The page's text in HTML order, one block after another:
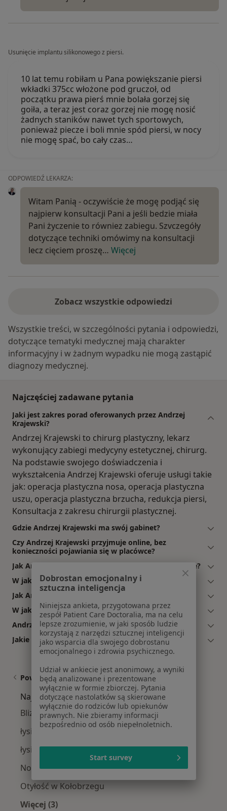
Usunięcie implantu silikonowego z piersi.
10 lat temu robiłam u Pana powiększanie piersi
wkładki 375cc włożone pod gruczoł, od
początku prawa pierś mnie bolała gorzej się
goiła, a teraz jest coraz gorzej nie mogę nosić
żadnych staników nawet tych sportowych,
ponieważ piecze i boli mnie spód piersi, w nocy
nie mogę spać, bo cały czas…
ODPOWIEDŹ LEKARZA:
Witam Panią - oczywiście że mogę podjąć się
najpierw konsultacji Pani a jeśli bedzie miała
Pani życzenie to równiez zabiegu. Szvczegóły
dotyczące techniki omówimy na konsultacji
lecz cięciem proszę… Więcej
Zobacz wszystkie odpowiedzi
Wszystkie treści, w szczególności pytania i odpowiedzi,
dotyczące tematyki medycznej mają charakter
informacyjny i w żadnym wypadku nie mogą zastąpić
diagnozy medycznej.
Najczęściej zadawane pytania
Jaki jest zakres porad oferowanych przez Andrzej
Krajewski?
Andrzej Krajewski to chirurg plastyczny, lekarz
wykonujący zabiegi medycyny estetycznej, chirurg.
Na podstawie swojego doświadczenia i
wykształcenia Andrzej Krajewski oferuje usługi takie
jak: operacja plastyczna nosa, operacja plastyczna
uszu, operacja plastyczna brzucha, redukcja piersi,
Konsultacja z zakresu chirurgii plastycznej.
Gdzie Andrzej Krajewski ma swój gabinet?
Czy Andrzej Krajewski przyjmuje online, bez
konieczności pojawiania się w placówce?
Jak Andrzej Krajewski akceptuje płatności po wizycie?
W jakich językach konsultuje Andrzej Krajewski?
Jak Andrzej Krajewski umawia wizyty?
W jakich godzinach przyjmuje Andrzej Krajewski?
Andrzej Krajewski: co mówią pacjenci?
Jakie ubezpieczenia akceptuje Andrzej Krajewski?
Powiązane wyszukiwania
Najczęście leczone choroby
Blizny w Kołobrzegu
łysienie w Kołobrzegu
łysienie typu męskiego w Kołobrzegu
Nowotwory skóry w Kołobrzegu
Otyłość w Kołobrzegu
Więcej (3)
Dobrostan emocjonalny i
sztuczna inteligencja
Niniejsza ankieta, przygotowana przez
zespół Patient Care Doctoralia, ma na celu
lepsze zrozumienie, w jaki sposób ludzie
korzystają z narzędzi sztucznej inteligencji
jako wsparcia dla swojego dobrostanu
emocjonalnego i zdrowia psychicznego.
Udział w ankiecie jest anonimowy, a wyniki
będą analizowane i prezentowane
wyłącznie w formie zbiorczej. Pytania
dotyczące nastolatków są skierowane
wyłącznie do rodziców lub opiekunów
prawnych. Nie zbieramy informacji
bezpośrednio od osób niepełnoletnich.
Start survey